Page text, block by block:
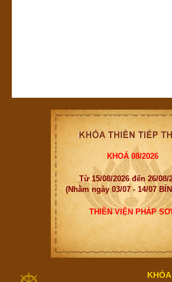
KHOÁ 08/2026
Từ 15/08/2026 đến 26/08/
(Nhằm ngày 03/07 - 14/07
THIỀN VIỆN PHÁP